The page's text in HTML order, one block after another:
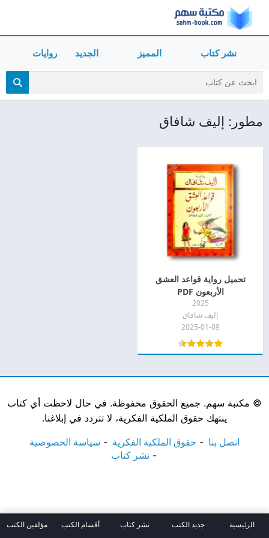
نشر كتاب المميز الجديد روايات
مطور: إليف شافاق
تحميل رواية قواعد العشق
الأربعون PDF
2025
إليف شافاق
2025-01-09
© مكتبة سهم. جميع الحقوق محفوظة. في حال لاحظت أي كتاب
ينتهك حقوق الملكية الفكرية، لا تتردد في إبلاغنا.
اتصل بنا حقوق الملكية الفكرية
سياسة الخصوصية
نشر كتاب
الرئيسية جديد الكتب نشر كتاب أقسام الكتب مؤلفين الكتب